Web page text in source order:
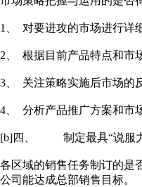
1、 对要进攻的市场进行详
2、 根据目前产品特点和市
3、 关注策略实施后市场的
4、 分析产品推广方案和市
[b]四、 制定最具“说服力
各区域的销售任务制订的是
公司能达成总部销售目标。